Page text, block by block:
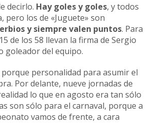
decirlo. Hay goles y goles, y todos
pero los de «Juguete» son
y siempre valen puntos. Para
de los 58 llevan la firma de Sergio
goleador del equipo.
porque personalidad para asumir el
Por delante, nueve jornadas de
lo que en agosto era tan sólo
son sólo para el carnaval, porque a
vamos de frente, a cara